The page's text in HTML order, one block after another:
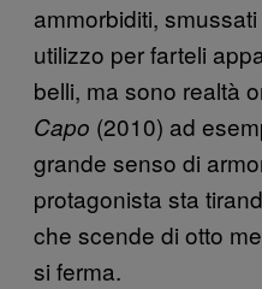
ammorbiditi,
utilizzo per farteli
belli, ma sono realtà
Capo (2010) ad
grande senso di
protagonista sta
che scende di otto
si ferma.